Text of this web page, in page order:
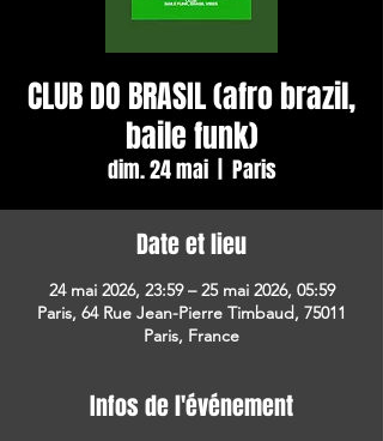
CLUB DO BRASIL (afro brazil,
baile funk)
dim. 24 mai
  |
Paris
Date et lieu
24 mai 2026, 23:59 – 25 mai 2026, 05:59
Paris, 64 Rue Jean-Pierre Timbaud, 75011
Paris, France
Infos de l'événement